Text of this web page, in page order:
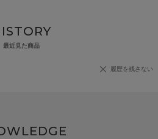
最近見た商品
履歴を残さない